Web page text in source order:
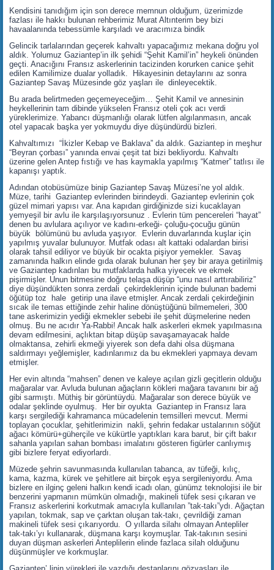
Kendisini tanıdığım için son derece memnun olduğum, üzerimizde
fazlası ile hakkı bulunan rehberimiz Murat Altınterim bey bizi
havaalanında tebessümle karşıladı ve aracımıza bindik
Gelincik tarlalarından geçerek kahvaltı yapacağımız mekana doğru yol
aldık. Yolumuz Gaziantep’in ilk şehidi “Şehit Kamil’in” heykeli önünden
geçti. Anacığını Fransız askerlerinin tacizinden korurken canice şehit
edilen Kamilimize dualar yolladık. Hikayesinin detaylarını az sonra
Gaziantep Savaş Müzesinde göz yaşları ile dinleyecektik.
Bu arada belirtmeden geçemeyeceğim… Şehit Kamil ve annesinin
heykellerinin tam dibinde yükselen Fransız oteli çok acı verdi
yüreklerimize. Yabancı düşmanlığı olarak lütfen algılanmasın, ancak
otel yapacak başka yer yokmuydu diye düşündürdü bizleri.
Kahvaltımızı “İkizler Kebap ve Baklava” da aldık. Gaziantep in meşhur
“Beyran çorbası” yanında envai çeşit tat bizi bekliyordu. Kahvaltı
üzerine gelen Antep fıstığı ve has kaymakla yapılmış “Katmer” tatlısı ile
kapanışı yaptık.
Adından otobüsümüze binip Gaziantep Savaş Müzesi’ne yol aldık.
Müze, tarihi Gaziantep evlerinden birindeydi. Gaziantep evlerinin çok
güzel mimari yapısı var. Ana kapıdan girdiğinizde sizi kucaklayan
yemyeşil bir avlu ile karşılaşıyorsunuz . Evlerin tüm pencereleri “hayat”
denen bu avlulara açılıyor ve kadını-erkeği- çoluğu-çocuğu günün
büyük bölümünü bu avluda yaşıyor. Evlerin duvarlarında kuşlar için
yapılmış yuvalar bulunuyor. Mutfak odası alt kattaki odalardan birisi
olarak tahsil ediliyor ve büyük bir ocakta pişiyor yemekler. Savaş
zamanında halkın elinde gıda olarak bulunan her şey bir araya getirilmiş
ve Gaziantep kadınları bu mutfaklarda halka yiyecek ve ekmek
pişirmişler. Unun bitmesine doğru telaşa düşüp “unu nasıl arttırabiliriz”
diye düşündükten sonra zerdali çekirdeklerinin içinde bulunan bademi
öğütüp toz hale getirip una ilave etmişler. Ancak zerdali çekirdeğinin
sıcak ile temas ettiğinde zehir haline dönüştüğünü bilmemeleri, 300
tane askerimizin yediği ekmekler sebebi ile şehit düşmelerine neden
olmuş. Bu ne acıdır Ya-Rabbi! Ancak halk askerleri ekmek yapılmasına
devam edilmesini, açlıktan bitap düşüp savaşamayacak halde
olmaktansa, zehirli ekmeği yiyerek son defa dahi olsa düşmana
saldırmayı yeğlemişler, kadınlarımız da bu ekmekleri yapmaya devam
etmişler.
Her evin altında “mahsen” denen ve kaleye açılan gizli geçitlerin olduğu
mağaralar var. Avluda bulunan ağaçların kökleri mağara tavanını bir ağ
gibi sarmıştı. Müthiş bir görüntüydü. Mağaralar son derece büyük ve
odalar şeklinde oyulmuş. Her bir oyukta Gaziantep in Fransız lara
karşı sergilediği kahramanca mücadelenin temsilleri mevcut. Mermi
toplayan çocuklar, şehitlerimizin nakli, şehrin fedakar ustalarının söğüt
ağacı kömürü+güherçile ve kükürtle yaptıkları kara barut, bir çift bakır
sahanla yapılan sahan bombası imalatını gösteren figürler canlıymış
gibi bizlere feryat ediyorlardı.
Müzede şehrin savunmasında kullanılan tabanca, av tüfeği, kılıç,
kama, kazma, kürek ve şehitlere ait birçok eşya sergileniyordu. Ama
bizlere en ilginç geleni halkın kendi icadı olan, günümz teknolojisi ile bir
benzerini yapmanın mümkün olmadığı, makineli tüfek sesi çıkaran ve
Fransız askerlerini korkutmak amacıyla kullanılan ”tak-takı”ydı. Ağaçtan
yapılan, tokmak, sap ve çarktan oluşan tak-takı, çevrildiği zaman
makineli tüfek sesi çıkarıyordu. O yıllarda silahı olmayan Antepliler
tak-takı’yı kullanarak, düşmana karşı koymuşlar. Tak-takının sesini
duyan düşman askerleri Anteplilerin elinde fazlaca silah olduğunu
düşünmüşler ve korkmuşlar.